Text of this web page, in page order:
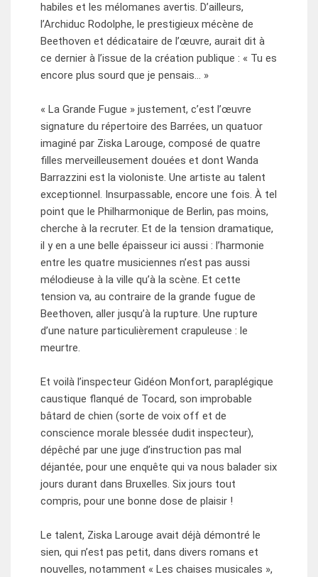
habiles et les mélomanes avertis. D’ailleurs,
l’Archiduc Rodolphe, le prestigieux mécène de
Beethoven et dédicataire de l’œuvre, aurait dit à
ce dernier à l’issue de la création publique : « Tu es
encore plus sourd que je pensais… »
« La Grande Fugue » justement, c’est l’œuvre
signature du répertoire des Barrées, un quatuor
imaginé par Ziska Larouge, composé de quatre
filles merveilleusement douées et dont Wanda
Barrazzini est la violoniste. Une artiste au talent
exceptionnel. Insurpassable, encore une fois. À tel
point que le Philharmonique de Berlin, pas moins,
cherche à la recruter. Et de la tension dramatique,
il y en a une belle épaisseur ici aussi : l’harmonie
entre les quatre musiciennes n’est pas aussi
mélodieuse à la ville qu’à la scène. Et cette
tension va, au contraire de la grande fugue de
Beethoven, aller jusqu’à la rupture. Une rupture
d’une nature particulièrement crapuleuse : le
meurtre.
Et voilà l’inspecteur Gidéon Monfort, paraplégique
caustique flanqué de Tocard, son improbable
bâtard de chien (sorte de voix off et de
conscience morale blessée dudit inspecteur),
dépêché par une juge d’instruction pas mal
déjantée, pour une enquête qui va nous balader six
jours durant dans Bruxelles. Six jours tout
compris, pour une bonne dose de plaisir !
Le talent, Ziska Larouge avait déjà démontré le
sien, qui n’est pas petit, dans divers romans et
nouvelles, notamment « Les chaises musicales »,